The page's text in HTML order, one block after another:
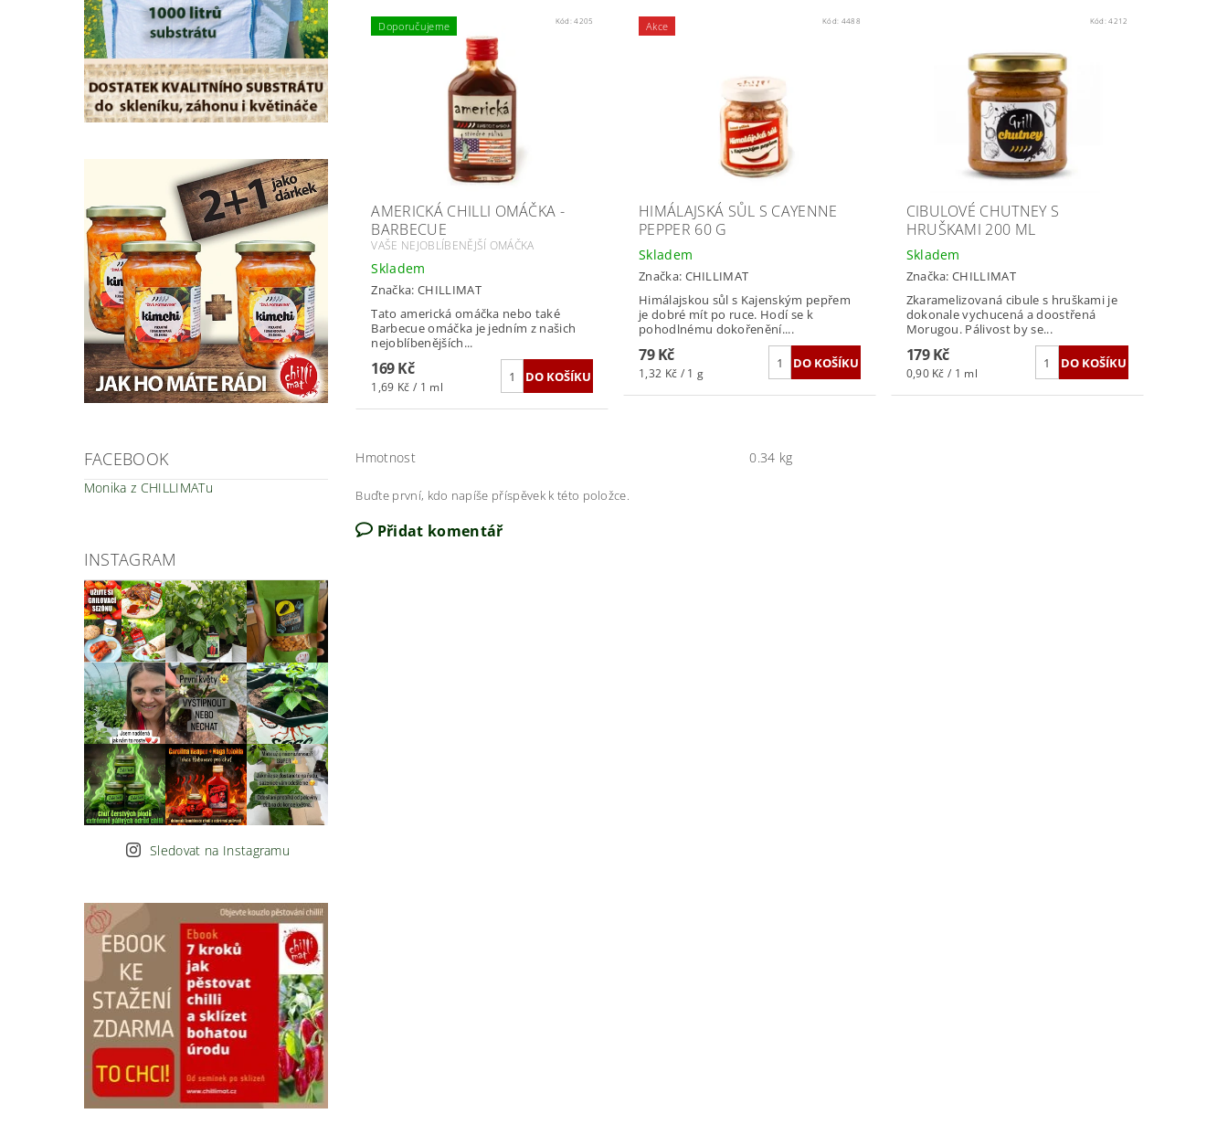
FACEBOOK
Monika z CHILLIMATu
INSTAGRAM
Sledovat na Instagramu
Doporučujeme Kód:4205
AMERICKÁ CHILLI OMÁČKA -
BARBECUE
VAŠE NEJOBLÍBENĚJŠÍ OMÁČKA
Skladem
Značka: CHILLIMAT
Tato americká omáčka nebo také
Barbecue omáčka je jedním z našich
nejoblíbenějších...
169 Kč
1,69 Kč / 1 ml
Akce Kód: 4488
HIMÁLAJSKÁ SŮL S CAYENNE
PEPPER 60 G
Skladem
Značka: CHILLIMAT
Himálajskou sůl s Kajenským pepřem
je dobré mít po ruce. Hodí se k
pohodlnému dokořenění....
79 Kč
1,32 Kč / 1 g
Kód:4212
CIBULOVÉ CHUTNEY S
HRUŠKAMI 200 ML
Skladem
Značka:CHILLIMAT
Zkaramelizovaná cibule s hruškami je
dokonale vychucená a doostřená
Morugou. Pálivost by se...
179 Kč
0,90 Kč / 1 ml
Hmotnost 0.34 kg
Buďte první, kdo napíše příspěvek k této položce.
Přidat komentář